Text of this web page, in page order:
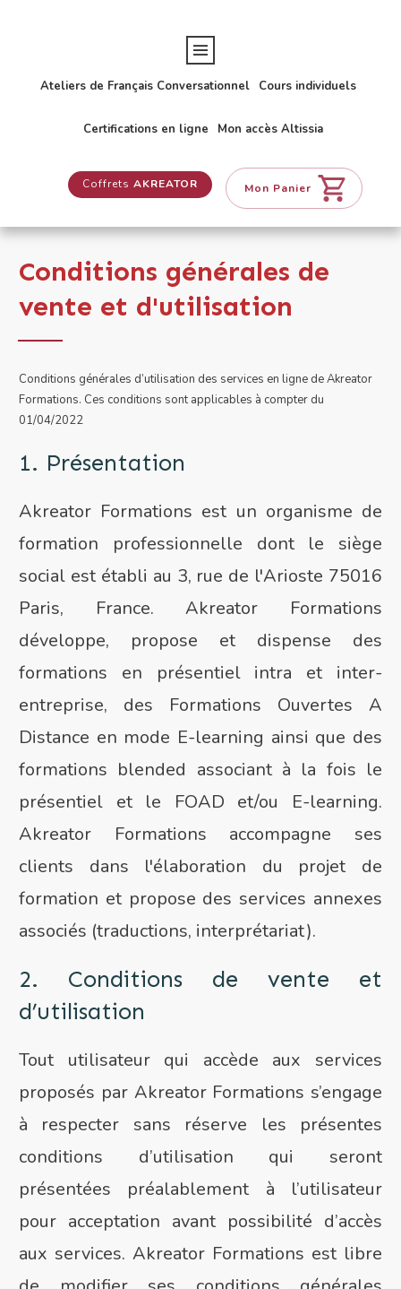
Ateliers de Français Conversationnel Cours individuels
Certifications en ligne Mon accès Altissia
Coffrets AKREATOR Mon Panier
Conditions générales de
vente et d'utilisation
Conditions générales d’utilisation des services en ligne de Akreator
Formations. Ces conditions sont applicables à compter du
01/04/2022
1. Présentation
Akreator Formations est un organisme de
formation professionnelle dont le siège
social est établi au 3, rue de l'Arioste 75016
Paris, France. Akreator Formations
développe, propose et dispense des
formations en présentiel intra et inter-
entreprise, des Formations Ouvertes A
Distance en mode E-learning ainsi que des
formations blended associant à la fois le
présentiel et le FOAD et/ou E-learning.
Akreator Formations accompagne ses
clients dans l'élaboration du projet de
formation et propose des services annexes
associés (traductions, interprétariat).
2. Conditions de vente et
d’utilisation
Tout utilisateur qui accède aux services
proposés par Akreator Formations s’engage
à respecter sans réserve les présentes
conditions d’utilisation qui seront
présentées préalablement à l’utilisateur
pour acceptation avant possibilité d’accès
aux services. Akreator Formations est libre